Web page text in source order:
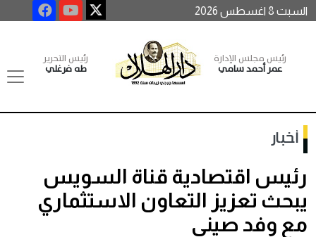
السبت 8 اغسطس 2026
رئيس مجلس الإدارة
عمر أحمد سامي
رئيس التحرير
طه فرغلي
أخبار
رئيس اقتصادية قناة السويس
يبحث تعزيز التعاون الاستثماري
مع وفد صيني